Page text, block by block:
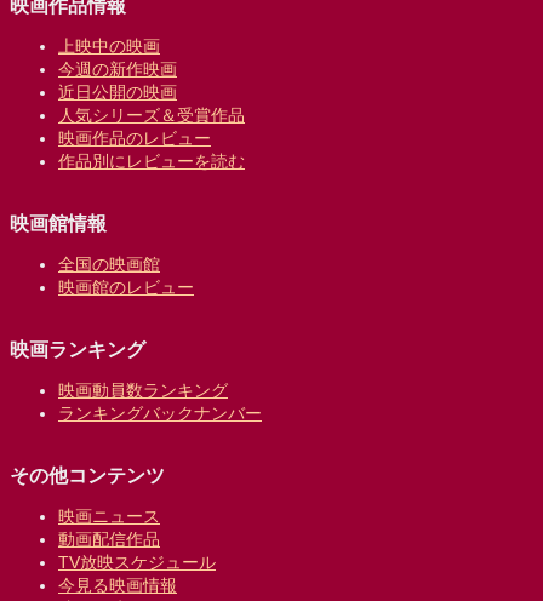
映画作品情報
上映中の映画
今週の新作映画
近日公開の映画
人気シリーズ＆受賞作品
映画作品のレビュー
作品別にレビューを読む
映画館情報
全国の映画館
映画館のレビュー
映画ランキング
映画動員数ランキング
ランキングバックナンバー
その他コンテンツ
映画ニュース
動画配信作品
TV放映スケジュール
今見る映画情報